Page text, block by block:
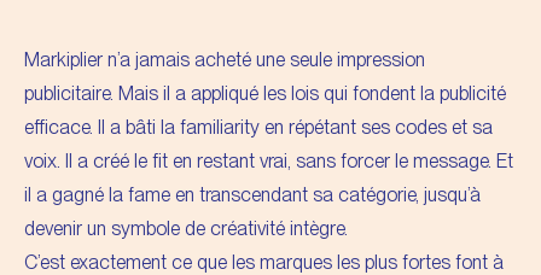
Markiplier n’a jamais acheté une seule impression
publicitaire. Mais il a appliqué les lois qui fondent la publicité
efficace. Il a bâti la familiarity en répétant ses codes et sa
voix. Il a créé le fit en restant vrai, sans forcer le message. Et
il a gagné la fame en transcendant sa catégorie, jusqu’à
devenir un symbole de créativité intègre.
C’est exactement ce que les marques les plus fortes font à